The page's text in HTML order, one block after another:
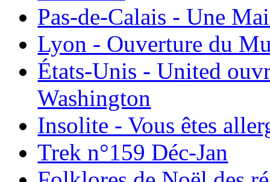
Pas-de-Calais - Une
Lyon - Ouverture du
États-Unis - United
Washington
Insolite - Vous êtes
Trek n°159 Déc-Jan